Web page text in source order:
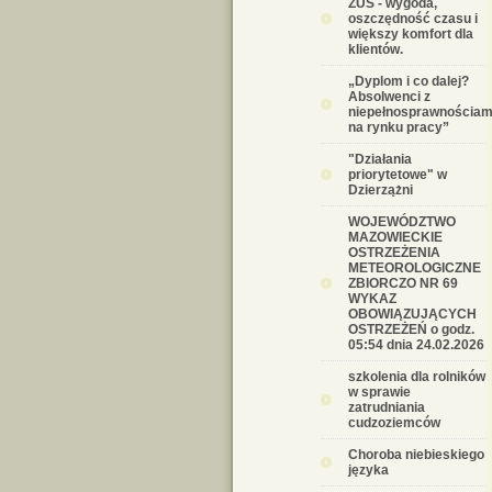
ZUS - wygoda,
oszczędność czasu i
większy komfort dla
klientów.
„Dyplom i co dalej?
Absolwenci z
na rynku pracy”
"Działania
priorytetowe" w
Dzierzążni
WOJEWÓDZTWO
MAZOWIECKIE
OSTRZEŻENIA
METEOROLOGICZNE
ZBIORCZO NR 69
WYKAZ
OBOWIĄZUJĄCYCH
OSTRZEŻEŃ o godz.
05:54 dnia 24.02.2026
szkolenia dla rolników
w sprawie
zatrudniania
cudzoziemców
Choroba niebieskiego
języka